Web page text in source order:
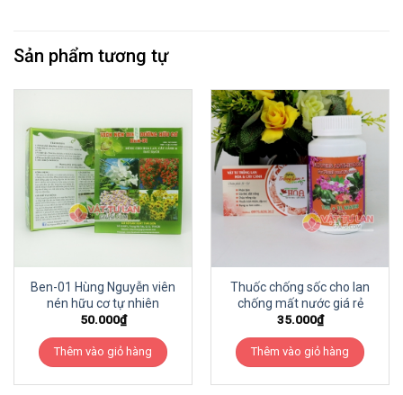
Sản phẩm tương tự
Ben-01 Hùng Nguyễn viên
nén hữu cơ tự nhiên
50.000₫
Thêm vào giỏ hàng
Thuốc chống sốc cho lan
chống mất nước giá rẻ
35.000₫
Thêm vào giỏ hàng